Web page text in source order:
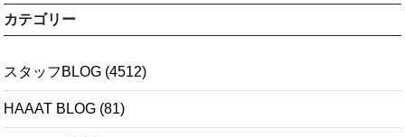
カテゴリー
スタッフBLOG (4512)
HAAAT BLOG (81)